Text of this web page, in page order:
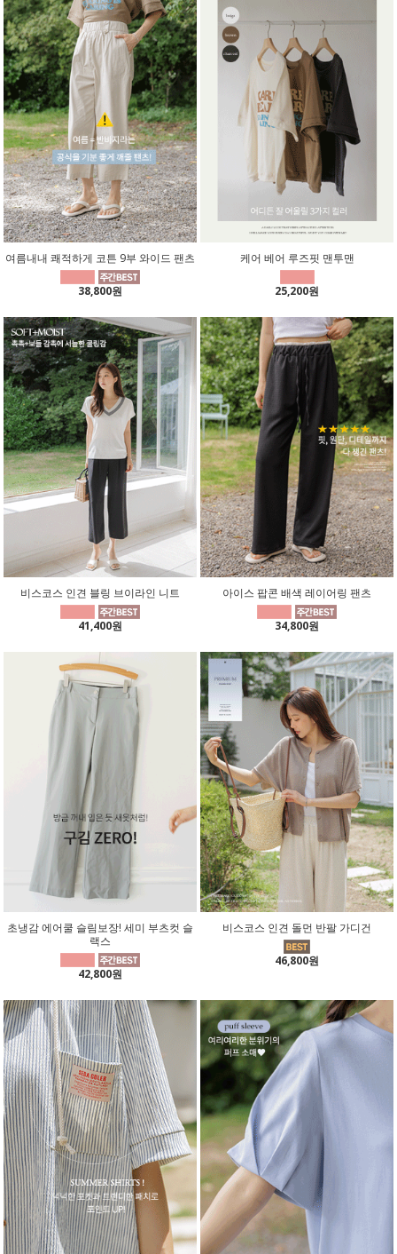
여름내내 쾌적하게 코튼 9부 와이드 팬츠
38,800원
케어 베어 루즈핏 맨투맨
25,200원
비스코스 인견 블링 브이라인 니트
41,400원
아이스 팝콘 배색 레이어링 팬츠
34,800원
초냉감 에어쿨 슬림보장! 세미 부츠컷 슬
랙스
42,800원
비스코스 인견 돌먼 반팔 가디건
46,800원